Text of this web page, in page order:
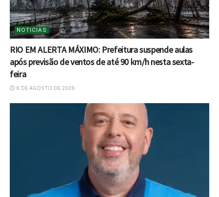
NOTICIAS
RIO EM ALERTA MÁXIMO: Prefeitura suspende aulas
após previsão de ventos de até 90 km/h nesta sexta-
feira
6 DE AGOSTO DE 2026